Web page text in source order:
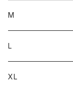
M
L
XL